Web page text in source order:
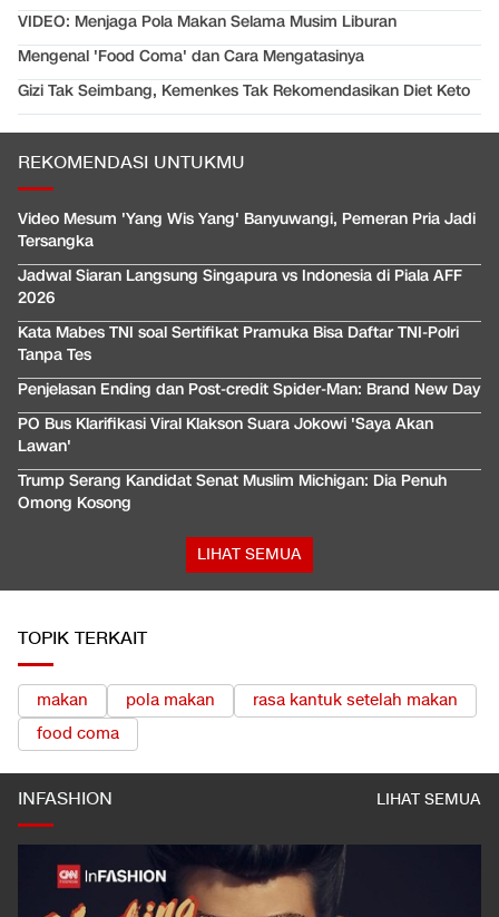
VIDEO: Menjaga Pola Makan Selama Musim Liburan
Mengenal 'Food Coma' dan Cara Mengatasinya
Gizi Tak Seimbang, Kemenkes Tak Rekomendasikan Diet Keto
REKOMENDASI UNTUKMU
Video Mesum 'Yang Wis Yang' Banyuwangi, Pemeran Pria Jadi
Tersangka
Jadwal Siaran Langsung Singapura vs Indonesia di Piala AFF
2026
Kata Mabes TNI soal Sertifikat Pramuka Bisa Daftar TNI-Polri
Tanpa Tes
Penjelasan Ending dan Post-credit Spider-Man: Brand New Day
PO Bus Klarifikasi Viral Klakson Suara Jokowi 'Saya Akan
Lawan'
Trump Serang Kandidat Senat Muslim Michigan: Dia Penuh
Omong Kosong
LIHAT SEMUA
TOPIK TERKAIT
makan pola makan
rasa kantuk setelah makan
food coma
INFASHION LIHAT SEMUA